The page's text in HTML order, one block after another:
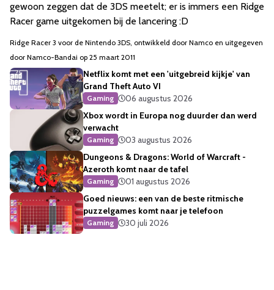
gewoon zeggen dat de 3DS meetelt; er is immers een Ridge
Racer game uitgekomen bij de lancering :D
Ridge Racer 3 voor de Nintendo 3DS, ontwikkeld door Namco en uitgegeven
door Namco-Bandai op 25 maart 2011
Netflix komt met een 'uitgebreid kijkje' van
Grand Theft Auto VI
Gaming
06 augustus 2026
Xbox wordt in Europa nog duurder dan werd
verwacht
Gaming
03 augustus 2026
Dungeons & Dragons: World of Warcraft -
Azeroth komt naar de tafel
Gaming
01 augustus 2026
Goed nieuws: een van de beste ritmische
puzzelgames komt naar je telefoon
Gaming 30 juli 2026